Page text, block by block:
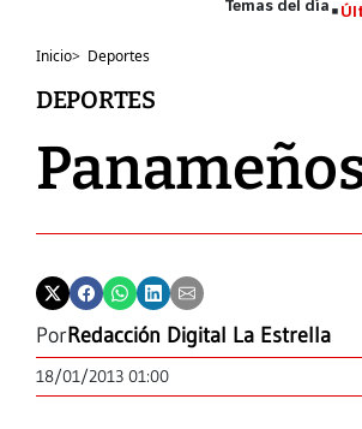
Inicio> Deportes
DEPORTES
PorRedacción Digital La Estrella
18/01/2013 01:00